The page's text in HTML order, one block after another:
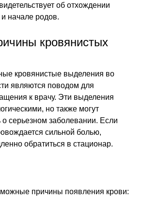
об отхождении
начале родов.
кровянистых
кровянистые выделения во
являются поводом для
к врачу. Эти выделения
но также могут
о серьезном заболевании. Если
сильной болью,
обратиться в стационар.
причины появления крови: